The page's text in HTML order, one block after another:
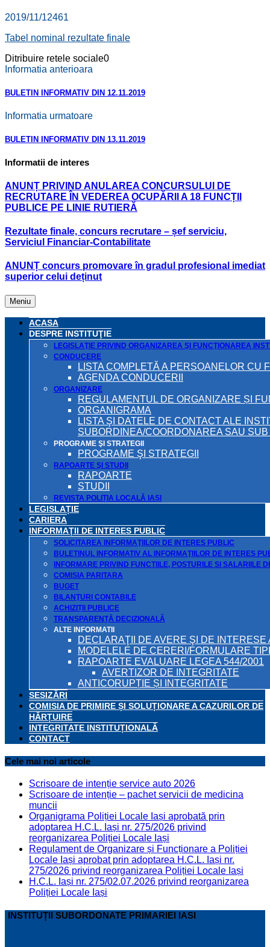
2019/11/12461
Tabel nominal rezultate finale
Ditribuire retele sociale0
Informatia anterioara
BULETIN INFORMATIV DIN 12.11.2019
Informatia urmatoare
BULETIN INFORMATIV DIN 13.11.2019
Informatii de interes
ANUNȚ PRIVIND ANULAREA CONCURSULUI DE
RECRUTARE ÎN VEDEREA OCUPĂRII A 18 FUNCȚII
PUBLICE PE LINIE RUTIERĂ
Rezultate finale, concurs recrutare – șef serviciu,
Serviciul Financiar-Contabilitate
ANUNȚ concurs promovare în gradul profesional imediat
superior celui deținut
Meniu
ACASA
DESPRE INSTITUŢIE
LEGISLAŢIE PRIVIND ORGANIZAREA ŞI FUNCŢIONAREA
CONDUCERE
LISTA COMPLETĂ A PERSOANELOR CU
AGENDA CONDUCERII
ORGANIZARE
REGULAMENTUL DE ORGANIZARE ȘI
ORGANIGRAMA
LISTA ŞI DATELE DE CONTACT ALE
SUBORDINEA/COORDONAREA SAU
PROGRAME ŞI STRATEGII
PROGRAME ŞI STRATEGII
RAPOARTE ŞI STUDII
RAPOARTE
STUDII
REVISTA POLIȚIA LOCALĂ IAȘI
LEGISLAȚIE
CARIERA
INFORMAŢII DE INTERES PUBLIC
SOLICITAREA INFORMAŢIILOR DE INTERES PUBLIC
BULETINUL INFORMATIV AL INFORMAŢIILOR DE INTERES
INFORMARE PRIVIND FUNCTIILE, POSTURILE SI
COMISIA PARITARA
BUGET
BILANŢURI CONTABILE
ACHIZIȚII PUBLICE
TRANSPARENȚĂ DECIZIONALĂ
ALTE INFORMATII
DECLARAŢII DE AVERE ŞI DE
MODELELE DE CERERI/FORMULARE
RAPOARTE EVALUARE LEGEA 544/2001
AVERTIZOR DE INTEGRITATE
ANTICORUPȚIE ȘI INTEGRITATE
SESIZĂRI
COMISIA DE PRIMIRE ȘI SOLUȚIONARE A CAZURILOR DE
HĂRȚUIRE
INTEGRITATE INSTITUȚIONALĂ
CONTACT
Cele mai noi articole
Scrisoare de intenție service auto 2026
Scrisoare de intenție – pachet servicii de medicina
muncii
Organigrama Poliției Locale Iași aprobată prin
adoptarea H.C.L. Iași nr. 275/2026 privind
reorganizarea Poliției Locale Iași
Regulament de Organizare și Funcționare a Poliției
Locale Iași aprobat prin adoptarea H.C.L. Iași nr.
275/2026 privind reorganizarea Poliției Locale Iași
H.C.L. Iași nr. 275/02.07.2026 privind reorganizarea
Poliției Locale Iași
INSTITUȚII SUBORDONATE PRIMARIEI IASI